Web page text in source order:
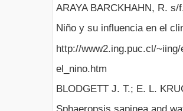
ARAYA BARCKHAHN, R. s/
Niño y su influencia en el
http://www2.ing.puc.cl/~iing/
el_nino.htm
BLODGETT J. T.; E. L.